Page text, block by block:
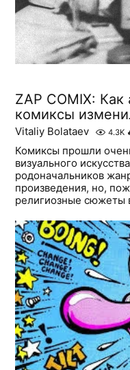
ZAP COMIX:
комиксы
Vitaliy Bolataev 4.3K
Комиксы прошли
визуального
родоначальников
произведения, но,
религиозные сюжеты